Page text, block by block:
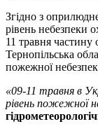
Згідно з
рівень небезпеки
11 травня частину
Тернопільська
пожежної
«09-11 травня в
рівень пожежної